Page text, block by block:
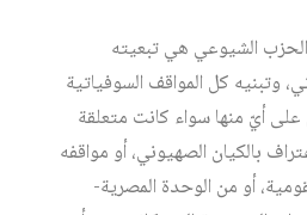
الحزب الشيوعي هي تبعيته
وتبنيه كل المواقف السوفياتية
أيّ منها سواء كانت متعلقة
بالكيان الصهيوني، أو مواقفه
أو من الوحدة المصرية-